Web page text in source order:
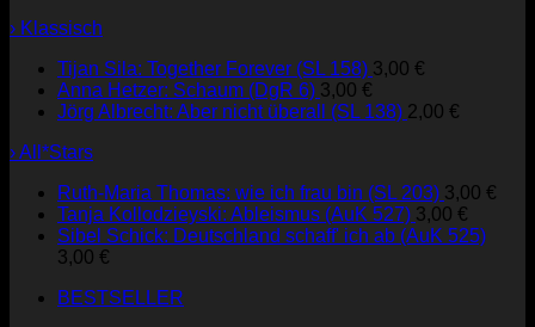
› Klassisch
Tijan Sila: Together Forever (SL 158) 3,00 €
Anna Hetzer: Schaum (DgR 6) 3,00 €
Jörg Albrecht: Aber nicht überall (SL 138) 2,00 €
› All*Stars
Ruth-Maria Thomas: wie ich frau bin (SL 203) 3,00 €
Tanja Kollodzieyski: Ableismus (AuK 527) 3,00 €
Sibel Schick: Deutschland schaff' ich ab (AuK 525)
3,00 €
BESTSELLER